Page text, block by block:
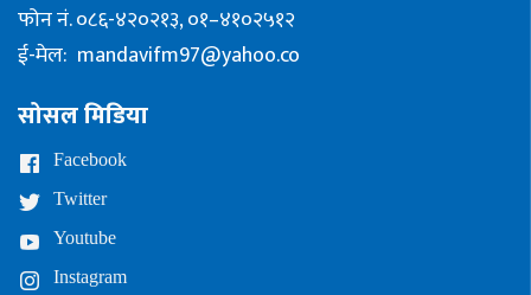
फोन नं. ०८६-४२०२१३, ०१–४१०२५१२
ई-मेल: mandavifm97@yahoo.co
सोसल मिडिया
Facebook
Twitter
Youtube
Instagram